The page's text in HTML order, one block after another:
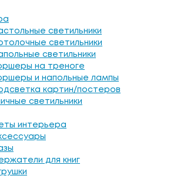
светильники
светильники
светильники
на треноге
и напольные лампы
картин/постеров
светильники
интерьера
для книг